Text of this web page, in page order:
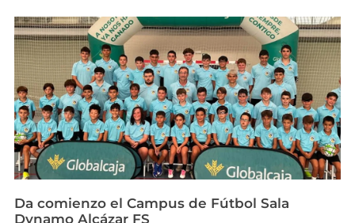
Da comienzo el Campus de Fútbol Sala
Dynamo Alcázar FS